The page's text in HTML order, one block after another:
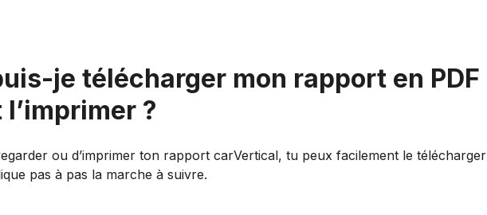
je télécharger mon rapport en PDF
?
ou d’imprimer ton rapport carVertical, tu peux facilement le télécharger
pas à pas la marche à suivre.